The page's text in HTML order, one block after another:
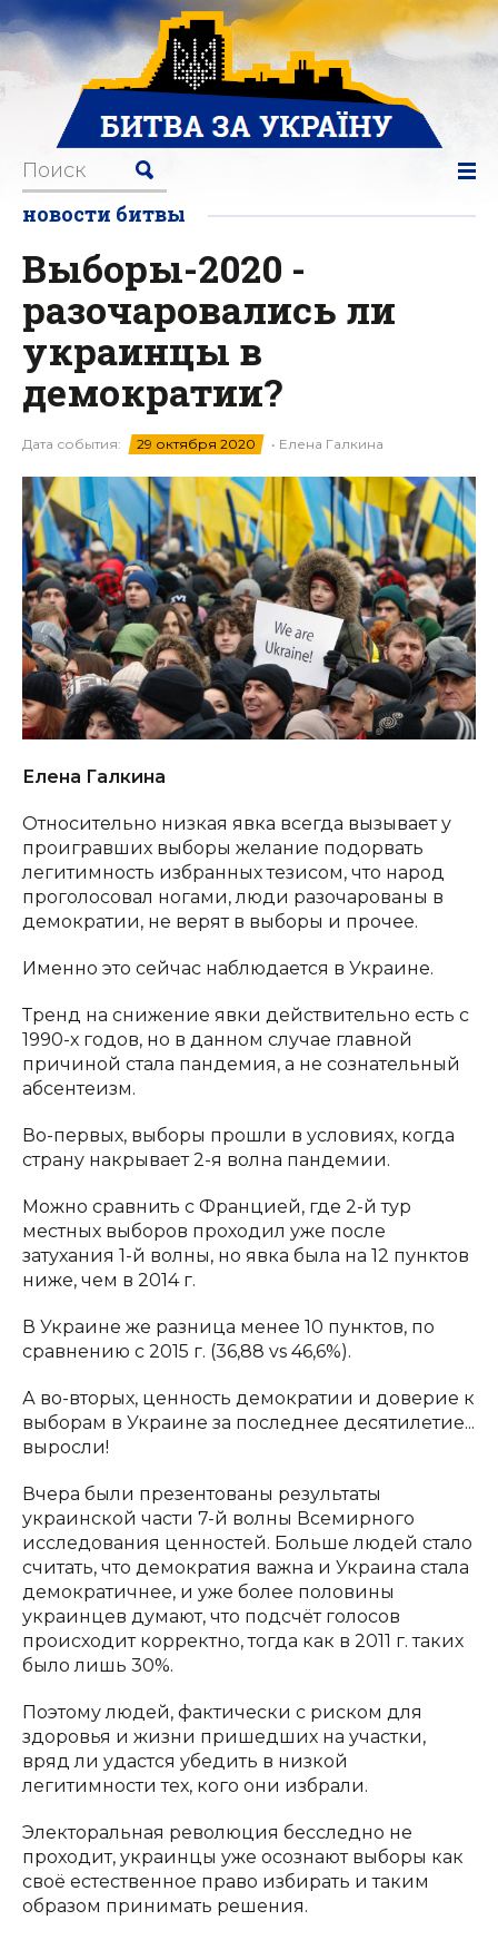
новости битвы
Выборы-2020 -
разочаровались ли
украинцы в
демократии?
Дата события: 29 октября 2020 • Елена Галкина
Елена Галкина
Относительно низкая явка всегда вызывает у
проигравших выборы желание подорвать
легитимность избранных тезисом, что народ
проголосовал ногами, люди разочарованы в
демократии, не верят в выборы и прочее.
Именно это сейчас наблюдается в Украине.
Тренд на снижение явки действительно есть с
1990-х годов, но в данном случае главной
причиной стала пандемия, а не сознательный
абсентеизм.
Во-первых, выборы прошли в условиях, когда
страну накрывает 2-я волна пандемии.
Можно сравнить с Францией, где 2-й тур
местных выборов проходил уже после
затухания 1-й волны, но явка была на 12 пунктов
ниже, чем в 2014 г.
В Украине же разница менее 10 пунктов, по
сравнению с 2015 г. (36,88 vs 46,6%).
А во-вторых, ценность демократии и доверие к
выборам в Украине за последнее десятилетие...
выросли!
Вчера были презентованы результаты
украинской части 7-й волны Всемирного
исследования ценностей. Больше людей стало
считать, что демократия важна и Украина стала
демократичнее, и уже более половины
украинцев думают, что подсчёт голосов
происходит корректно, тогда как в 2011 г. таких
было лишь 30%.
Поэтому людей, фактически с риском для
здоровья и жизни пришедших на участки,
вряд ли удастся убедить в низкой
легитимности тех, кого они избрали.
Электоральная революция бесследно не
проходит, украинцы уже осознают выборы как
своё естественное право избирать и таким
образом принимать решения.